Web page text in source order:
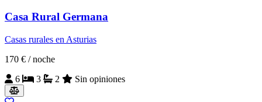
Casa Rural Germana
Casas rurales en Asturias
170 € / noche
6
3 2 Sin opiniones